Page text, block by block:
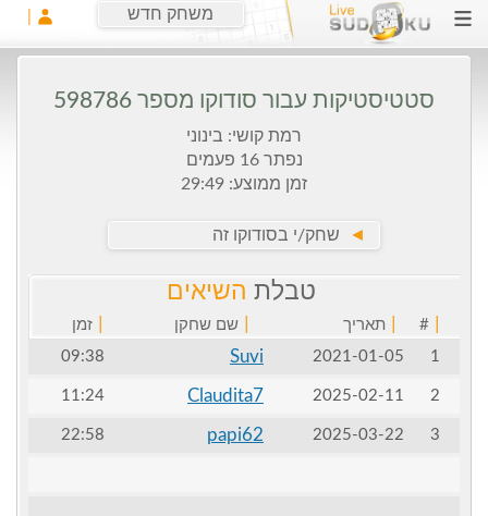
משחק חדש
סטטיסטיקות עבור סודוקו מספר 598786
רמת קושי: בינוני
נפתר 16 פעמים
זמן ממוצע: 29:49
►שחק/י בסודוקו זה
טבלת השיאים
# תאריך שם שחקן
זמן
1
2021-01-05
Suvi
09:38
2
2025-02-11
Claudita7
11:24
3
2025-03-22
papi62
22:58